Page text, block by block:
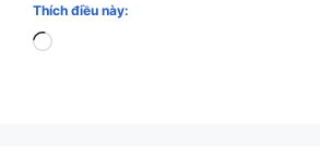
Thích điều này:
Loading…